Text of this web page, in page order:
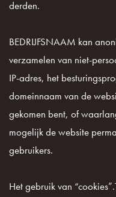
derden.
BEDRIJFSNAAM kan
verzamelen van niet-
IP-adres, het
domeinnaam van de
gekomen bent, of
mogelijk de website
gebruikers.
Het gebruik van